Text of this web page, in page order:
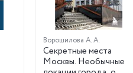
Ворошилова А. А.
Секретные места
Москвы. Необычные